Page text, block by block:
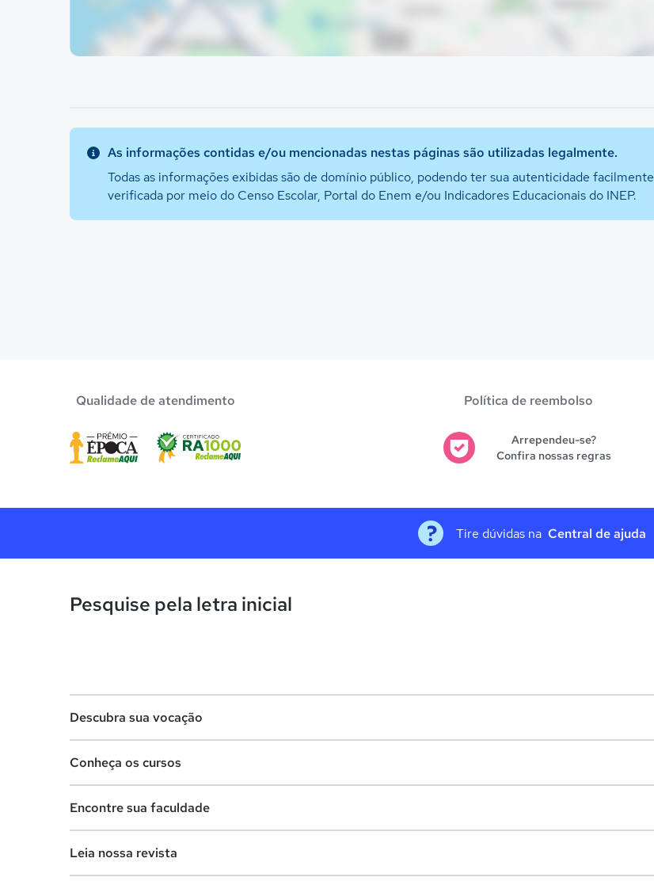
As informações contidas e/ou mencionadas nestas páginas são utilizadas legalmente.
Todas as informações exibidas são de domínio público, podendo ter sua autenticidade facilmente
verificada por meio do Censo Escolar, Portal do Enem e/ou Indicadores Educacionais do INEP.
Qualidade de atendimento Política de reembolso
Arrependeu-se?
Confira nossas regras
Tire dúvidas na Central de ajuda
Pesquise pela letra inicial
Descubra sua vocação
Lista de profissões
Conheça os cursos
Cursos de graduação
Encontre sua faculdade
Leia nossa revista